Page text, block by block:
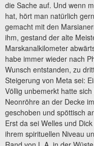
die Sache auf. Und wenn
hat, hört man natürlich
gemacht mit den
ihm, gestand der alte
Marskanalkilometer
habe immer wieder nach
Wunsch entstanden, zu
Steigerung von Meta sei:
Völlig unbemerkt hatte
Neonröhre an der Decke
geschoben und spöttisch
Erst da sei Welles und
ihrem spirituellen Niveau